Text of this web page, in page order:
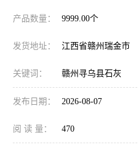
产品数量： 9999.00个
发货地址： 江西省赣州瑞金市
关键词： 赣州寻乌县石灰
发布日期： 2026-08-07
阅 读 量： 470